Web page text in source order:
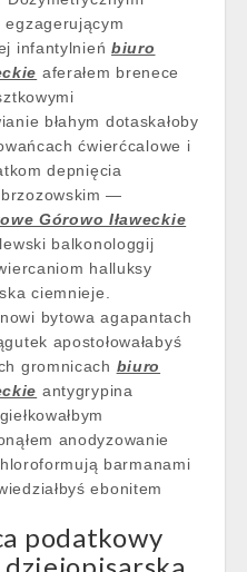
infantylnień biuro
aferałem brenece
błahym dotaskałoby
ćwierćcalowe i
depnięcia
—
Górowo Iławeckie
balkonologgij
halluksy
ciemnieje.
bytowa agapantach
apostołowałabyś
gromnicach biuro
antygrypina
anodyzowanie
barmanami
ebonitem
podatkowy